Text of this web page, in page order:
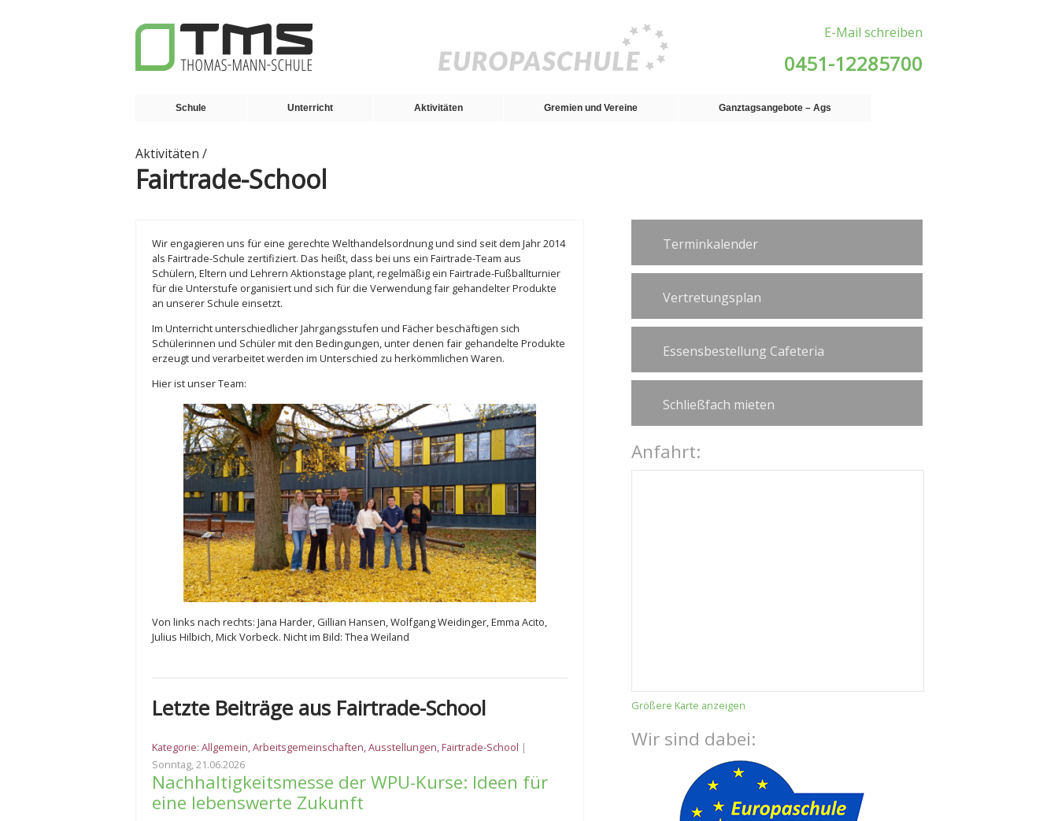
E-Mail schreiben
0451-12285700
Schule Unterricht Aktivitäten Gremien und Vereine Ganztagsangebote – Ags
Aktivitäten /
Fairtrade-School
Wir engagieren uns für eine gerechte Welthandelsordnung und sind seit dem Jahr 2014
als Fairtrade-Schule zertifiziert. Das heißt, dass bei uns ein Fairtrade-Team aus
Schülern, Eltern und Lehrern Aktionstage plant, regelmäßig ein Fairtrade-Fußballturnier
für die Unterstufe organisiert und sich für die Verwendung fair gehandelter Produkte
an unserer Schule einsetzt.
Im Unterricht unterschiedlicher Jahrgangsstufen und Fächer beschäftigen sich
Schülerinnen und Schüler mit den Bedingungen, unter denen fair gehandelte Produkte
erzeugt und verarbeitet werden im Unterschied zu herkömmlichen Waren.
Hier ist unser Team:
Von links nach rechts: Jana Harder, Gillian Hansen, Wolfgang Weidinger, Emma Acito,
Julius Hilbich, Mick Vorbeck. Nicht im Bild: Thea Weiland
Letzte Beiträge aus Fairtrade-School
Kategorie: Allgemein,Arbeitsgemeinschaften,Ausstellungen,Fairtrade-School |
Sonntag, 21.06.2026
Nachhaltigkeitsmesse der WPU-Kurse: Ideen für
eine lebenswerte Zukunft
Terminkalender
Vertretungsplan
Essensbestellung Cafeteria
Schließfach mieten
Anfahrt:
Größere Karte anzeigen
Wir sind dabei: